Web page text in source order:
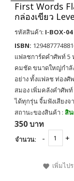
First Words
กล่องเขียว
รหัสสินค้า: I-BOX-04
ISBN:
แฟลชการ์ดคำศัพท์ 5
คมชัด ขนาดใหญ่กำลั
อย่าง ทั้งแฟลช ท่อง
สมอง เพิ่มคลังคำศัพ
ได้ทุกรุ่น จิ้มฟังเสียงจ
สถานะของสินค้า : สิน
350 บาท
จำนวน:
เพิ่มไป